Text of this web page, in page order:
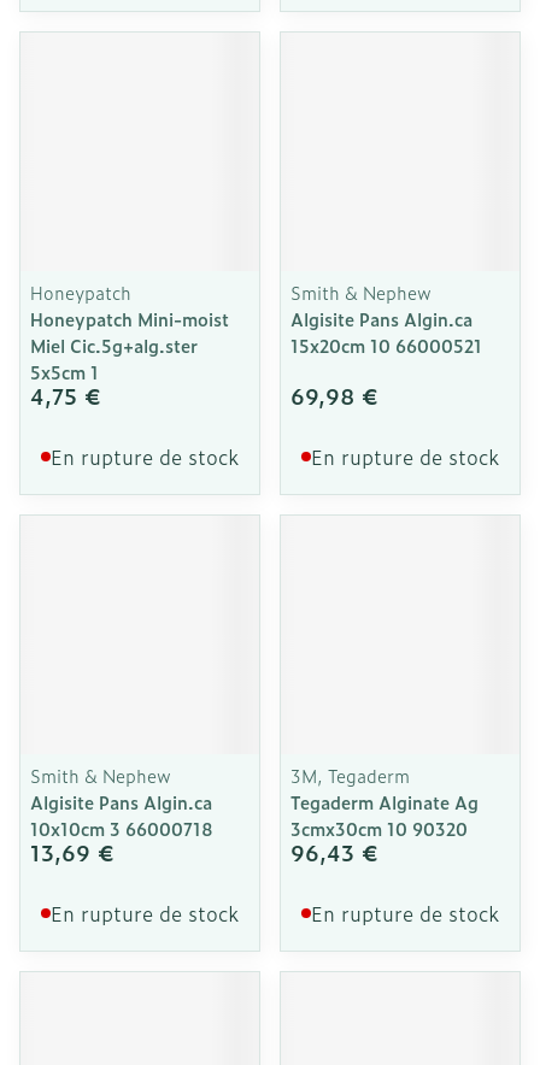
Honeypatch
Honeypatch Mini-moist
Miel Cic.5g+alg.ster
5x5cm 1
4,75 €
En rupture de stock
Smith & Nephew
Algisite Pans Algin.ca
15x20cm 10 66000521
69,98 €
En rupture de stock
Smith & Nephew
Algisite Pans Algin.ca
10x10cm 3 66000718
13,69 €
En rupture de stock
3M, Tegaderm
Tegaderm Alginate Ag
3cmx30cm 10 90320
96,43 €
En rupture de stock